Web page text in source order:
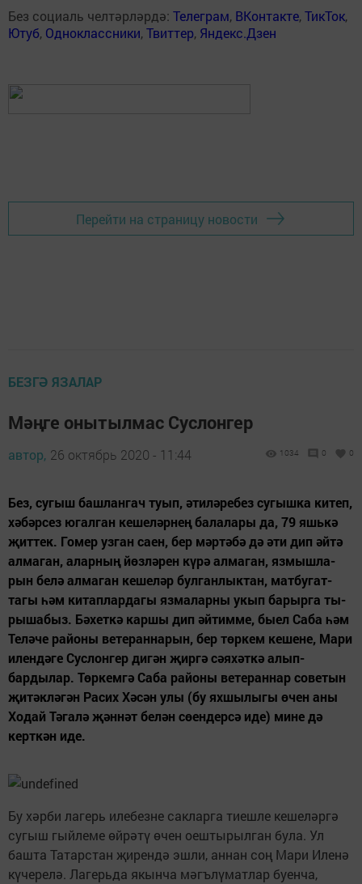
Без социаль челтәрләрдә: Телеграм, ВКонтакте,ТикТок,
Ютуб, Одноклассники,Твиттер, Яндекс.Дзен
Перейти на страницу новости
БЕЗГӘ ЯЗАЛАР
Мәңге онытылмас Суслонгер
автор, 26 октябрь 2020 - 11:44 1034 0 0
Без, сугыш башлангач туып, әти­ләребез сугышка китеп,
хә­бәр­сез югалган кешеләрнең ба­ла­­лары да, 79 яшькә
җиттек. Го­мер­­ узган саен, бер мәртәбә дә­ әти­ дип әйтә
алмаган, алар­ның­ йөз­ләрен күрә алмаган, яз­мышла­
рын белә алмаган ке­ше­­ләр­ булганлыктан, матбу­гат­­
тагы­ һәм китаплардагы яз­ма­­ларны укып барырга ты­
ры­­шабыз. Бәхеткә каршы дип әй­тимме, быел Саба һәм
Теләче рай­­оны ветераннарын, бер төр­кем­­ кешене, Мари
илендәге Сус­лон­­­гер дигән җиргә сәяхәткә алып­
бардылар. Төркемгә Саба рай­оны ветераннар советын
җи­тәкләгән Расих Хәсән улы (бу­ яхшылыгы өчен аны
Ходай Тә­галә җәннәт белән сөендерсә иде)­ мине дә
керткән иде.
Бу хәр­би лагерь илебезне сакларга ти­ешле кешеләргә
сугыш гый­ле­ме өйрәтү өчен оештырылган була. Ул
башта Татарстан җирендә эшли, аннан соң Мари Иленә
күчерелә. Лагерьда якынча мәгълүматлар буенча,